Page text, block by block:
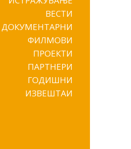
ВЕСТИ
ДОКУМЕНТАРНИ
ФИЛМОВИ
ПРОЕКТИ
ПАРТНЕРИ
ГОДИШНИ
ИЗВЕШТАИ